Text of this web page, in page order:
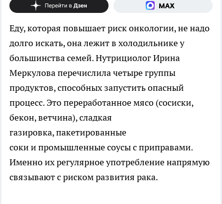
Еду, которая повышает риск онкологии, не надо
долго искать, она лежит в холодильнике у
большинства семей. Нутрициолог Ирина
Меркулова перечислила четыре группы
продуктов, способных запустить опасный
процесс. Это переработанное мясо (сосиски,
бекон, ветчина), сладкая
газировка, пакетированные
соки и промышленные соусы с приправами.
Именно их регулярное употребление напрямую
связывают с риском развития рака.